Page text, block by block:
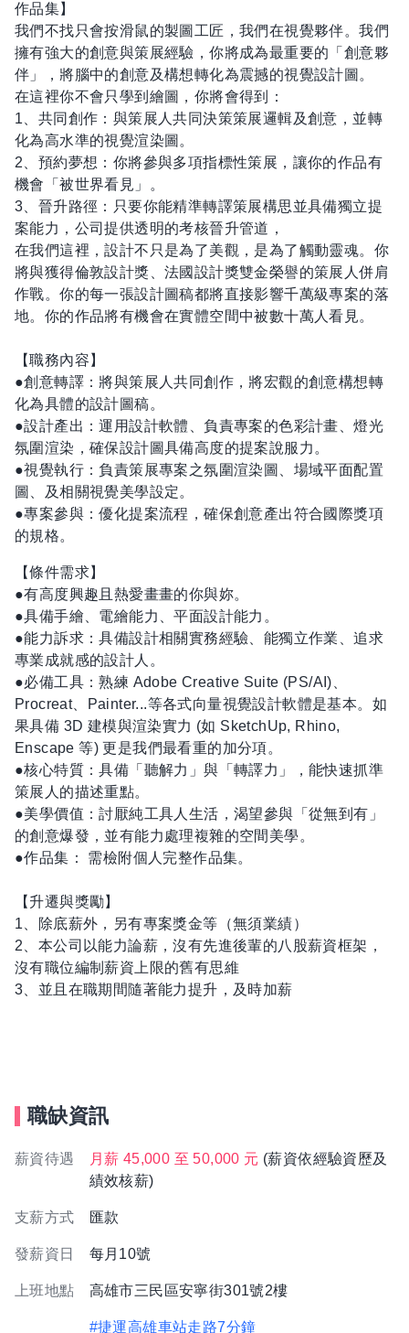
作品集】
我們不找只會按滑鼠的製圖工匠，我們在視覺夥伴。我們
擁有強大的創意與策展經驗，你將成為最重要的「創意夥
伴」，將腦中的創意及構想轉化為震撼的視覺設計圖。
在這裡你不會只學到繪圖，你將會得到：
1、共同創作：與策展人共同決策策展邏輯及創意，並轉
化為高水準的視覺渲染圖。
2、預約夢想：你將參與多項指標性策展，讓你的作品有
機會「被世界看見」。
3、晉升路徑：只要你能精準轉譯策展構思並具備獨立提
案能力，公司提供透明的考核晉升管道，
在我們這裡，設計不只是為了美觀，是為了觸動靈魂。你
將與獲得倫敦設計獎、法國設計獎雙金榮譽的策展人併肩
作戰。你的每一張設計圖稿都將直接影響千萬級專案的落
地。你的作品將有機會在實體空間中被數十萬人看見。
【職務內容】
●創意轉譯：將與策展人共同創作，將宏觀的創意構想轉
化為具體的設計圖稿。
●設計產出：運用設計軟體、負責專案的色彩計畫、燈光
氛圍渲染，確保設計圖具備高度的提案說服力。
●視覺執行：負責策展專案之氛圍渲染圖、場域平面配置
圖、及相關視覺美學設定。
●專案參與：優化提案流程，確保創意產出符合國際獎項
的規格。
【條件需求】
●有高度興趣且熱愛畫畫的你與妳。
●具備手繪、電繪能力、平面設計能力。
●能力訴求：具備設計相關實務經驗、能獨立作業、追求
專業成就感的設計人。
●必備工具：熟練 Adobe Creative Suite (PS/AI)、
Procreat、Painter...等各式向量視覺設計軟體是基本。如
果具備 3D 建模與渲染實力 (如 SketchUp, Rhino,
Enscape 等) 更是我們最看重的加分項。
●核心特質：具備「聽解力」與「轉譯力」，能快速抓準
策展人的描述重點。
●美學價值：討厭純工具人生活，渴望參與「從無到有」
的創意爆發，並有能力處理複雜的空間美學。
●作品集： 需檢附個人完整作品集。
【升遷與獎勵】
1、除底薪外，另有專案獎金等（無須業績）
2、本公司以能力論薪，沒有先進後輩的八股薪資框架，
沒有職位編制薪資上限的舊有思維
3、並且在職期間隨著能力提升，及時加薪
職缺資訊
薪資待遇 月薪 45,000 至 50,000 元 (薪資依經驗資歷及
績效核薪)
支薪方式 匯款
發薪資日 每月10號
上班地點 高雄市三民區安寧街301號2樓
#捷運高雄車站走路7分鐘